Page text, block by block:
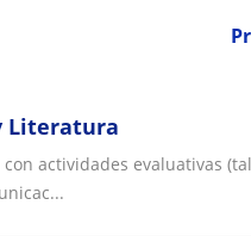
Literatura
actividades evaluativas